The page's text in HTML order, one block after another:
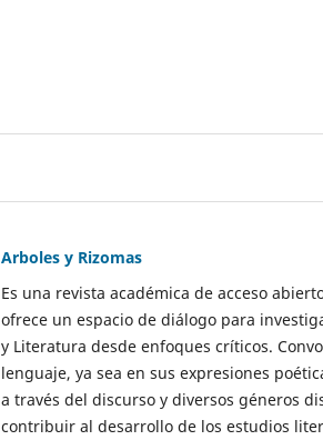
Arboles y Rizomas
Es una revista académica de acceso
ofrece un espacio de diálogo para
y Literatura desde enfoques críticos.
lenguaje, ya sea en sus expresiones
a través del discurso y diversos géneros
contribuir al desarrollo de los estudios